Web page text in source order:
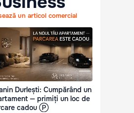
un articol comercial
Durlești: Cumpărând un
— primiți un loc de
cadou Ⓟ